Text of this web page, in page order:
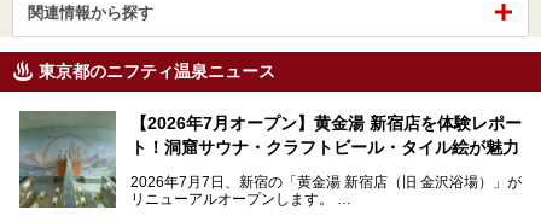
関連情報から探す
東京都のニフティ温泉ニュース
【2026年7月オープン】黄金湯 新宿店を体験レポー
ト！洞窟サウナ・クラフトビール・タイル絵が魅力
2026年7月7日、新宿の「黄金湯 新宿店（旧 金沢浴場）」が
リニューアルオープンします。